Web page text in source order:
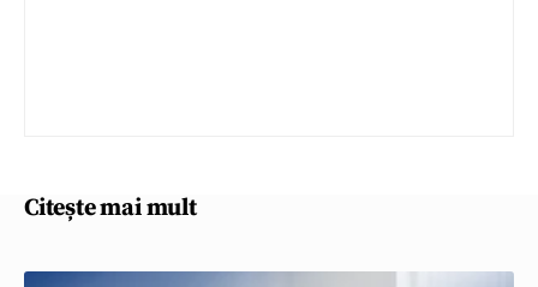
Citește mai mult